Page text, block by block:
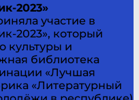
2023»
участие в
2023», который
культуры и
библиотека
«Лучшая
«Литературный